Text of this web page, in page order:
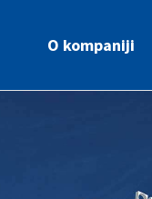
O kompaniji